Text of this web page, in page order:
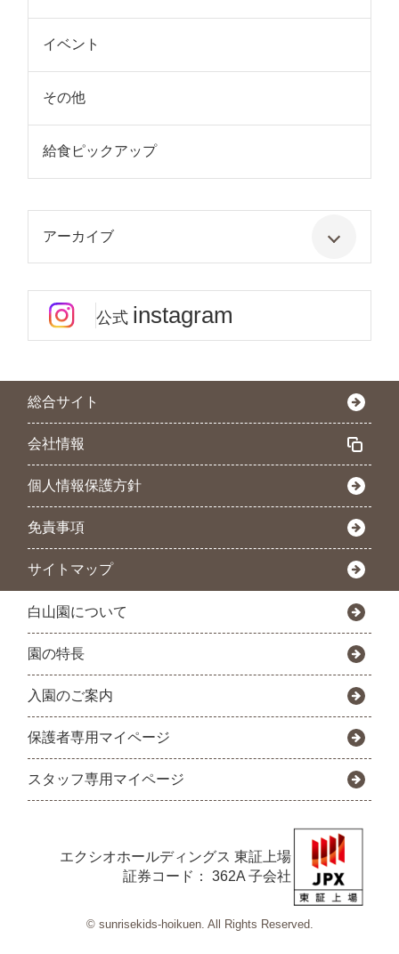
イベント
その他
給食ピックアップ
アーカイブ
公式 instagram
総合サイト
会社情報
個人情報保護方針
免責事項
サイトマップ
白山園について
園の特長
入園のご案内
保護者専用マイページ
スタッフ専用マイページ
エクシオホールディングス 東証上場
証券コード： 362A 子会社
© sunrisekids-hoikuen. All Rights Reserved.